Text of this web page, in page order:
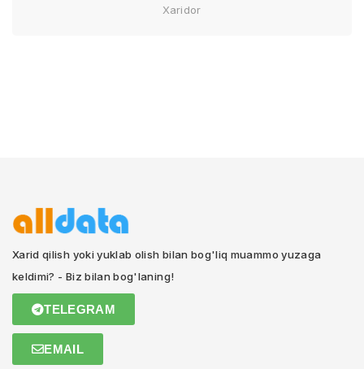
Xaridor
Xarid qilish yoki yuklab olish bilan bog'liq muammo yuzaga
keldimi? - Biz bilan bog'laning!
TELEGRAM
EMAIL